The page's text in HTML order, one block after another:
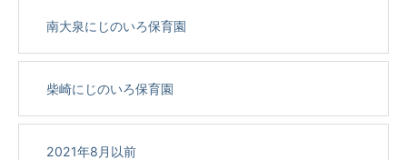
南大泉にじのいろ保育園
柴崎にじのいろ保育園
2021年8月以前